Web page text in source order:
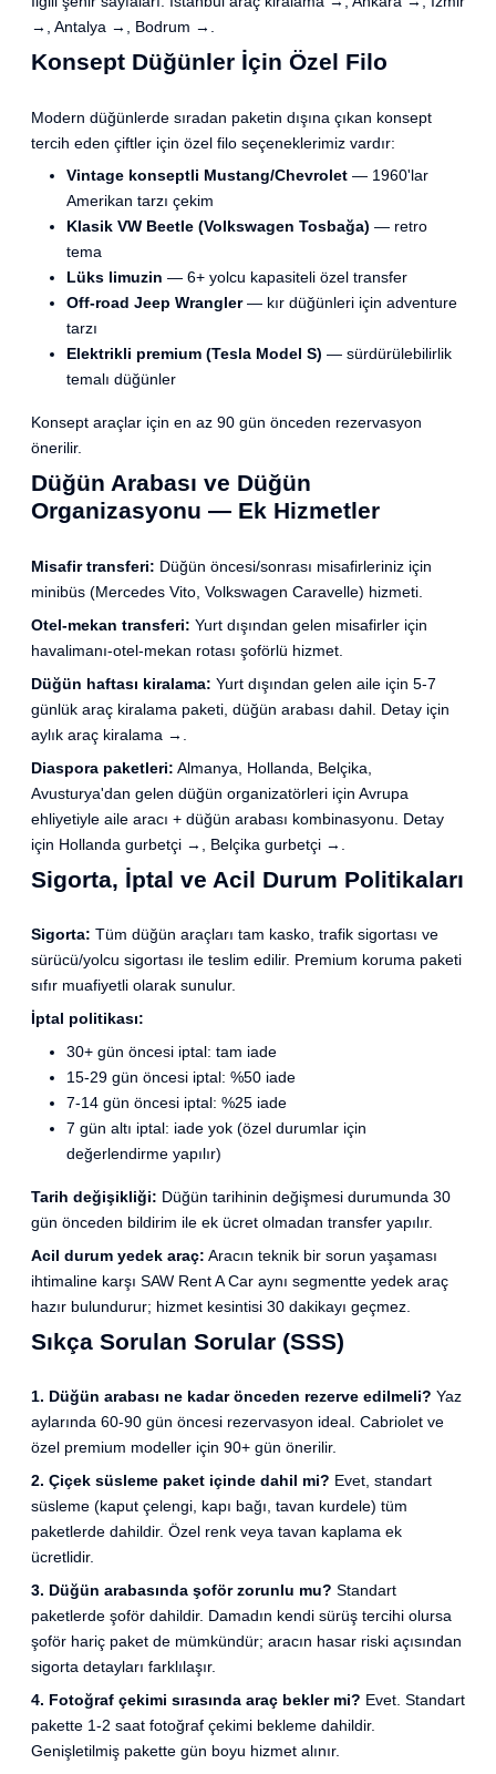
→
Antalya → Bodrum →
Konsept Düğünler İçin Özel Filo
Modern düğünlerde sıradan paketin dışına çıkan konsept
tercih eden çiftler için özel filo seçeneklerimiz vardır:
Vintage konseptli Mustang/Chevrolet — 1960'lar
Amerikan tarzı çekim
Klasik VW Beetle (Volkswagen Tosbağa) — retro
tema
Lüks limuzin — 6+ yolcu kapasiteli özel transfer
Off-road Jeep Wrangler— kır düğünleri için adventure
tarzı
Elektrikli premium (Tesla Model S) — sürdürülebilirlik
temalı düğünler
Konsept araçlar için en az 90 gün önceden rezervasyon
önerilir.
Düğün Arabası ve Düğün
Organizasyonu — Ek Hizmetler
Misafir transferi: Düğün öncesi/sonrası misafirleriniz için
minibüs (Mercedes Vito, Volkswagen Caravelle) hizmeti.
Otel-mekan transferi: Yurt dışından gelen misafirler için
havalimanı-otel-mekan rotası şoförlü hizmet.
Düğün haftası kiralama: Yurt dışından gelen aile için 5-7
günlük araç kiralama paketi, düğün arabası dahil. Detay için
aylık araç kiralama →
Diaspora paketleri: Almanya, Hollanda, Belçika,
Avusturya'dan gelen düğün organizatörleri için Avrupa
ehliyetiyle aile aracı + düğün arabası kombinasyonu. Detay
için Hollanda gurbetçi → Belçika gurbetçi →
Sigorta, İptal ve Acil Durum Politikaları
Sigorta: Tüm düğün araçları tam kasko, trafik sigortası ve
sürücü/yolcu sigortası ile teslim edilir. Premium koruma paketi
sıfır muafiyetli olarak sunulur.
İptal politikası:
30+ gün öncesi iptal: tam iade
15-29 gün öncesi iptal: %50 iade
7-14 gün öncesi iptal: %25 iade
7 gün altı iptal: iade yok (özel durumlar için
değerlendirme yapılır)
Tarih değişikliği: Düğün tarihinin değişmesi durumunda 30
gün önceden bildirim ile ek ücret olmadan transfer yapılır.
Acil durum yedek araç: Aracın teknik bir sorun yaşaması
ihtimaline karşı SAW Rent A Car aynı segmentte yedek araç
hazır bulundurur; hizmet kesintisi 30 dakikayı geçmez.
Sıkça Sorulan Sorular (SSS)
1. Düğün arabası ne kadar önceden rezerve edilmeli? Yaz
aylarında 60-90 gün öncesi rezervasyon ideal. Cabriolet ve
özel premium modeller için 90+ gün önerilir.
2. Çiçek süsleme paket içinde dahil mi? Evet, standart
süsleme (kaput çelengi, kapı bağı, tavan kurdele) tüm
paketlerde dahildir. Özel renk veya tavan kaplama ek
ücretlidir.
3. Düğün arabasında şoför zorunlu mu? Standart
paketlerde şoför dahildir. Damadın kendi sürüş tercihi olursa
şoför hariç paket de mümkündür; aracın hasar riski açısından
sigorta detayları farklılaşır.
4. Fotoğraf çekimi sırasında araç bekler mi? Evet. Standart
pakette 1-2 saat fotoğraf çekimi bekleme dahildir.
Genişletilmiş pakette gün boyu hizmet alınır.